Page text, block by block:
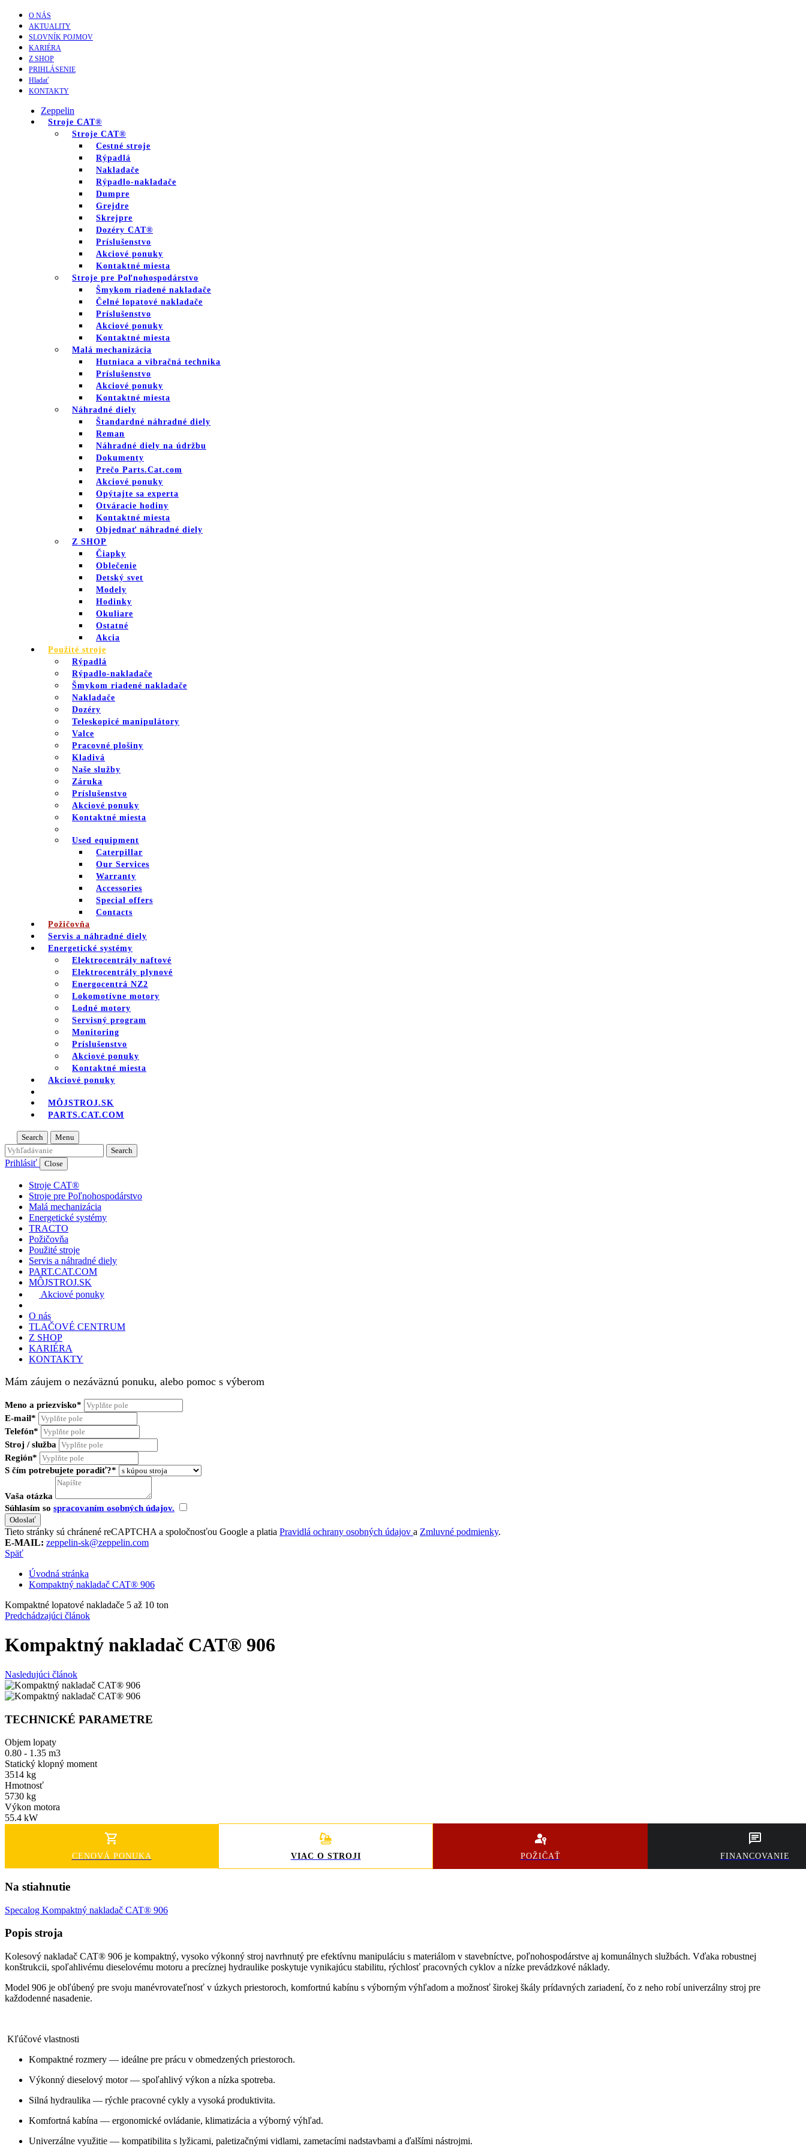
O NÁS
AKTUALITY
SLOVNÍK POJMOV
KARIÉRA
Z SHOP
PRIHLÁSENIE
Hladať
KONTAKTY
Zeppelin
Stroje CAT®
Stroje CAT®
Cestné stroje
Rýpadlá
Nakladače
Rýpadlo-nakladače
Dumpre
Grejdre
Skrejpre
Dozéry CAT®
Príslušenstvo
Akciové ponuky
Kontaktné miesta
Stroje pre Poľnohospodárstvo
Šmykom riadené nakladače
Čelné lopatové nakladače
Príslušenstvo
Akciové ponuky
Kontaktné miesta
Malá mechanizácia
Hutniaca a vibračná technika
Príslušenstvo
Akciové ponuky
Kontaktné miesta
Náhradné diely
Štandardné náhradné diely
Reman
Náhradné diely na údržbu
Dokumenty
Prečo Parts.Cat.com
Akciové ponuky
Opýtajte sa experta
Otváracie hodiny
Kontaktné miesta
Objednať náhradné diely
Z SHOP
Čiapky
Oblečenie
Detský svet
Modely
Hodinky
Okuliare
Ostatné
Akcia
Použité stroje
Rýpadlá
Rýpadlo-nakladače
Šmykom riadené nakladače
Nakladače
Dozéry
Teleskopicé manipulátory
Valce
Pracovné plošiny
Kladivá
Naše služby
Záruka
Príslušenstvo
Akciové ponuky
Kontaktné miesta
Used equipment
Caterpillar
Our Services
Warranty
Accessories
Special offers
Contacts
Požičovňa
Servis a náhradné diely
Energetické systémy
Elektrocentrály naftové
Elektrocentrály plynové
Energocentrá NZ2
Lokomotívne motory
Lodné motory
Servisný program
Monitoring
Príslušenstvo
Akciové ponuky
Kontaktné miesta
Akciové ponuky
MÔJSTROJ.SK
PARTS.CAT.COM
Search Menu
Prihlásiť Close
Stroje CAT®
Stroje pre Poľnohospodárstvo
Malá mechanizácia
Energetické systémy
TRACTO
Požičovňa
Použité stroje
Servis a náhradné diely
PART.CAT.COM
MÔJSTROJ.SK
Akciové ponuky
O nás
TLAČOVÉ CENTRUM
Z SHOP
KARIÉRA
KONTAKTY
Mám záujem o nezáväznú ponuku, alebo pomoc s výberom
Meno a priezvisko*
E-mail*
Telefón*
Stroj / služba
Región*
S čím potrebujete poradiť?*
Vaša otázka
Súhlasím so spracovaním osobných údajov.
Tieto stránky sú chránené reCAPTCHA a spoločnosťou Google a platia Pravidlá ochrany osobných údajov a Zmluvné podmienky.
E-MAIL: zeppelin-sk@zeppelin.com
Späť
Úvodná stránka
Kompaktný nakladač CAT® 906
Kompaktné lopatové nakladače 5 až 10 ton
Predchádzajúci článok
Kompaktný nakladač CAT® 906
Nasledujúci článok
TECHNICKÉ PARAMETRE
Objem lopaty
0.80 - 1.35 m3
Statický klopný moment
3514 kg
Hmotnosť
5730 kg
Výkon motora
55.4 kW
CENOVÁ PONUKA VIAC O STROJI POŽIČAŤ FINANCOVANIE
Na stiahnutie
Specalog Kompaktný nakladač CAT® 906
Popis stroja
Kolesový nakladač CAT® 906 je kompaktný, vysoko výkonný stroj navrhnutý pre efektívnu manipuláciu s materiálom v stavebníctve, poľnohospodárstve aj komunálnych službách. Vďaka robustnej
konštrukcii, spoľahlivému dieselovému motoru a precíznej hydraulike poskytuje vynikajúcu stabilitu, rýchlosť pracovných cyklov a nízke prevádzkové náklady.
Model 906 je obľúbený pre svoju manévrovateľnosť v úzkych priestoroch, komfortnú kabínu s výborným výhľadom a možnosť širokej škály prídavných zariadení, čo z neho robí univerzálny stroj pre
každodenné nasadenie.
Kľúčové vlastnosti
Kompaktné rozmery — ideálne pre prácu v obmedzených priestoroch.
Výkonný dieselový motor — spoľahlivý výkon a nízka spotreba.
Silná hydraulika — rýchle pracovné cykly a vysoká produktivita.
Komfortná kabína — ergonomické ovládanie, klimatizácia a výborný výhľad.
Univerzálne využitie — kompatibilita s lyžicami, paletizačnými vidlami, zametacími nadstavbami a ďalšími nástrojmi.